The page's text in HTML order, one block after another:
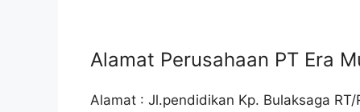
Alamat Perusahaan PT Era
Alamat : Jl.pendidikan Kp. Bulaksaga